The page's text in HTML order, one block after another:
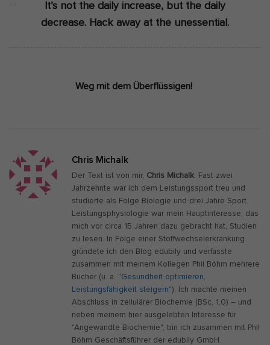
It’s not the daily increase, but the daily
decrease. Hack away at the unessential.
Weg mit dem Überflüssigen!
Chris Michalk
Der Text ist von mir, Chris Michalk . Fast zwei
Jahrzehnte war ich dem Leistungssport treu und
studierte als Folge Biologie und drei Jahre Sport.
Leistungsphysiologie war mein Hauptinteresse, das
mich vor circa 15 Jahren dazu gebracht hat, Studien
zu lesen. In Folge einer Stoffwechselerkrankung
gründete ich den Blog edubily und verfasste
zusammen mit meinem Kollegen Phil Böhm mehrere
Bücher (u. a. "Gesundheit optimieren,
Leistungsfähigkeit steigern"). Ich machte meinen
Abschluss in zellulärer Biochemie (BSc, 1,0) – und
neben meinem hier ausgelebten Interesse für
"Angewandte Biochemie", bin ich zusammen mit Phil
Böhm Geschäftsführer der edubily GmbH.